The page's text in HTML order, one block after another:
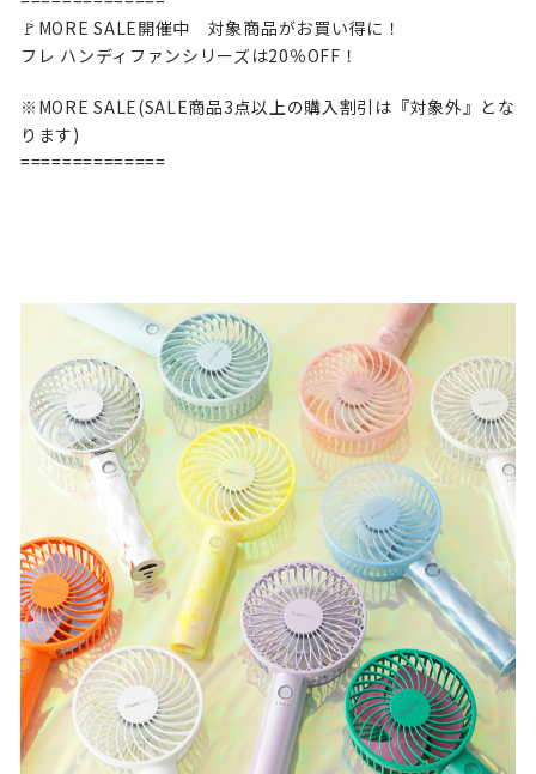
🚩MORE SALE開催中 対象商品がお買い得に！
フレ ハンディファンシリーズは20％OFF！
※MORE SALE(SALE商品3点以上の購入割引は『対象外』とな
ります)
==============